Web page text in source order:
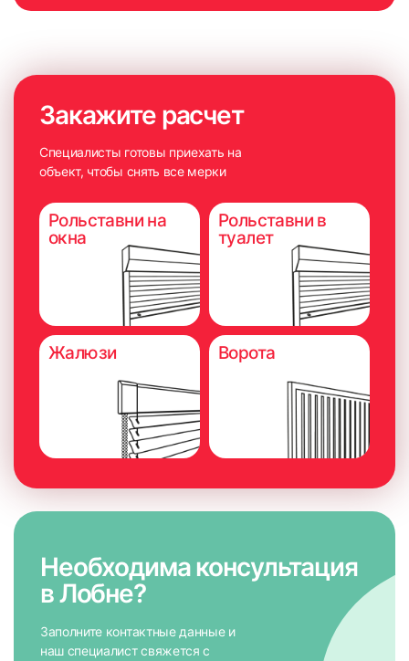
Закажите расчет
Специалисты готовы приехать на
объект, чтобы снять все мерки
Рольставни на
окна
Рольставни в
туалет
Жалюзи Ворота
Необходима консультация
в Лобне?
Заполните контактные данные и
наш специалист свяжется с